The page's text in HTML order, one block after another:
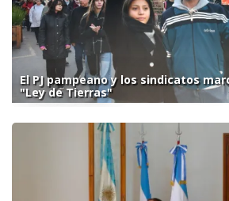
El PJ pampeano y los sindicatos
"Ley de Tierras"